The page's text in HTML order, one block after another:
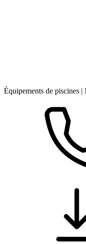
Équipements de piscines |